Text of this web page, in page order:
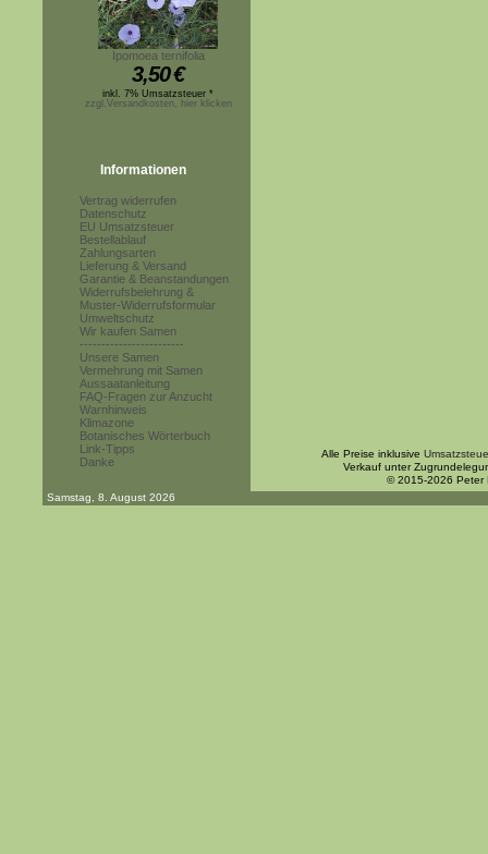
Ipomoea ternifolia
3,50€
inkl. 7% Umsatzsteuer *
zzgl.Versandkosten, hier klicken
Informationen
Vertrag widerrufen
Datenschutz
EU Umsatzsteuer
Bestellablauf
Zahlungsarten
Lieferung & Versand
Garantie & Beanstandungen
Widerrufsbelehrung &
Muster-Widerrufsformular
Umweltschutz
Wir kaufen Samen
------------------------
Unsere Samen
Vermehrung mit Samen
Aussaatanleitung
FAQ-Fragen zur Anzucht
Warnhinweis
Klimazone
Botanisches Wörterbuch
Link-Tipps
Danke
Alle Preise inklusive
Verkauf unter
© 2015-2026 Peter
Samstag, 8. August 2026